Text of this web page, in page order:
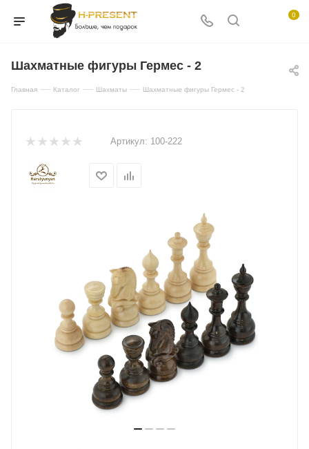
0
Шахматные фигуры Гермес - 2
Главная — Каталог — Шахматы — Шахматные фигуры Гермес - 2
Артикул: 100-222